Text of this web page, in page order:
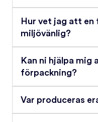
Hur vet jag att en
miljövänlig?
Kan ni hjälpa mig
förpackning?
Var produceras